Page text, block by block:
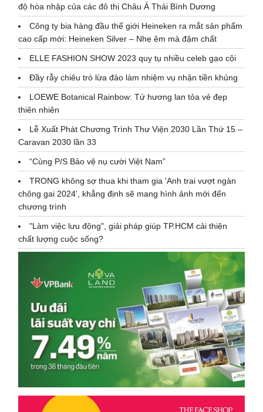
độ hòa nhập của các đô thị Châu Á Thái Bình Dương
Công ty bia hàng đầu thế giới Heineken ra mắt sản phẩm
cao cấp mới: Heineken Silver – Nhẹ êm mà đậm chất
ELLE FASHION SHOW 2023 quy tụ nhiều celeb gạo cội
Đầy rẫy chiêu trò lừa đảo làm nhiệm vụ nhận tiền khủng
LOEWE Botanical Rainbow: Tứ hương lan tỏa vẻ đẹp
thiên nhiên
Lễ Xuất Phát Chương Trình Thư Viện 2030 Lần Thứ 15 –
Caravan 2030 lần 33
“Cùng P/S Bảo vệ nụ cười Việt Nam”
TRONG không sợ thua khi tham gia 'Anh trai vượt ngàn
chông gai 2024', khẳng định sẽ mang hình ảnh mới đến
chương trình
"Làm việc lưu động", giải pháp giúp TP.HCM cải thiện
chất lượng cuộc sống?